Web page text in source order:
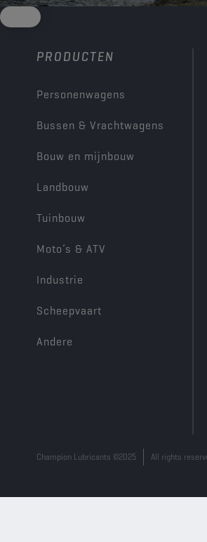
PRODUCTEN
Personenwagens
Bussen & Vrachtwagens
Bouw en mijnbouw
Landbouw
Tuinbouw
Moto’s & ATV
Industrie
Scheepvaart
Andere
Champion Lubricants ©2025 All rights